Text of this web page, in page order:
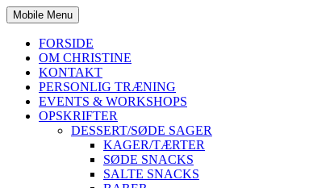
Mobile Menu
FORSIDE
OM CHRISTINE
KONTAKT
PERSONLIG TRÆNING
EVENTS & WORKSHOPS
OPSKRIFTER
DESSERT/SØDE SAGER
KAGER/TÆRTER
SØDE SNACKS
SALTE SNACKS